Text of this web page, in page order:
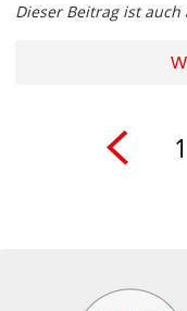
Dieser Beitrag ist
1